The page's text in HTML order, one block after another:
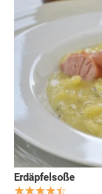
Erdäpfelsoße